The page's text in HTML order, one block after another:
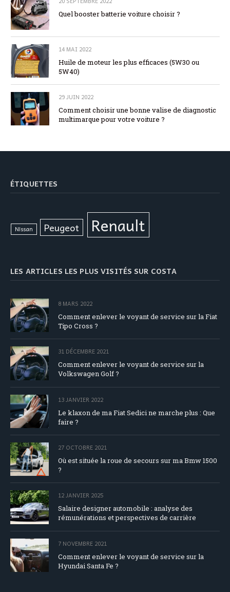
Quel booster batterie voiture choisir ?
14 MAI 2022
Huile de moteur les plus efficaces (5W30 ou
5W40)
29 JUIN 2022
Comment choisir une bonne valise de diagnostic
multimarque pour votre voiture ?
ÉTIQUETTES
Nissan Peugeot Renault
LES ARTICLES LES PLUS VISITÉS SUR COSTA
8 MARS 2022
Comment enlever le voyant de service sur la Fiat
Tipo Cross ?
31 DÉCEMBRE 2021
Comment enlever le voyant de service sur la
Volkswagen Golf ?
13 JANVIER 2022
Le klaxon de ma Fiat Sedici ne marche plus : Que
faire ?
27 OCTOBRE 2021
Où est située la roue de secours sur ma Bmw 1500
?
12 JANVIER 2025
Salaire designer automobile : analyse des
rémunérations et perspectives de carrière
7 NOVEMBRE 2021
Comment enlever le voyant de service sur la
Hyundai Santa Fe ?